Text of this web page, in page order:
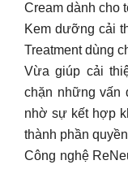
Cream dành cho
Kem dưỡng cải
Treatment dùng
Vừa giúp cải
chặn những vấn
nhờ sự kết hợp
thành phần
Công nghệ